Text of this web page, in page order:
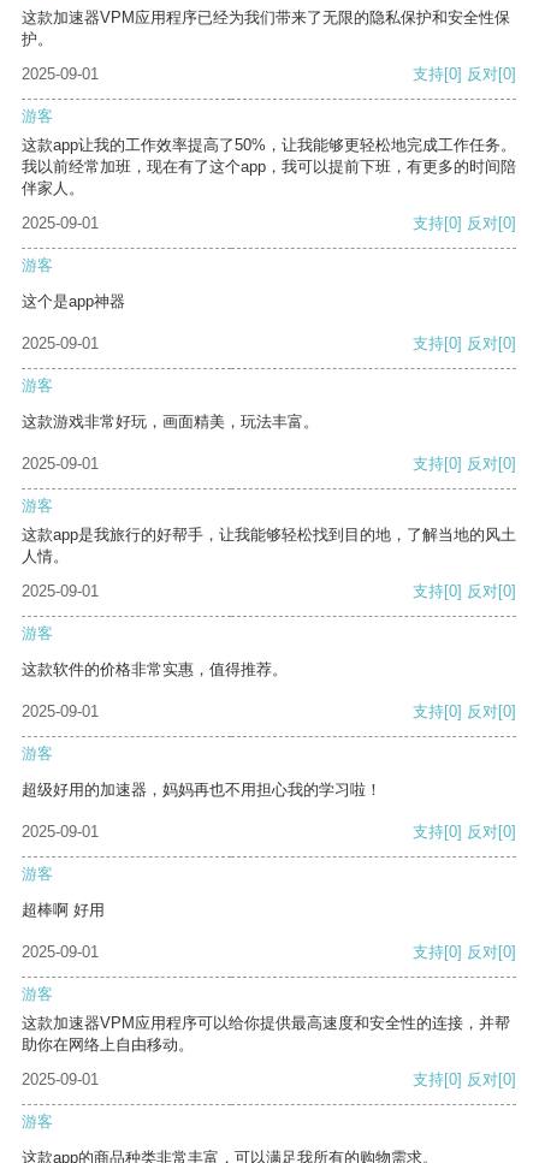
这款加速器VPM应用程序已经为我们带来了无限的隐私保护和安全性保
护。
2025-09-01
支持[0] 反对[0]
游客
这款app让我的工作效率提高了50%，让我能够更轻松地完成工作任务。
我以前经常加班，现在有了这个app，我可以提前下班，有更多的时间陪
伴家人。
2025-09-01
支持[0] 反对[0]
游客
这个是app神器
2025-09-01 支持[0] 反对[0]
游客
这款游戏非常好玩，画面精美，玩法丰富。
2025-09-01 支持[0] 反对[0]
游客
这款app是我旅行的好帮手，让我能够轻松找到目的地，了解当地的风土
人情。
2025-09-01
支持[0] 反对[0]
游客
这款软件的价格非常实惠，值得推荐。
2025-09-01 支持[0] 反对[0]
游客
超级好用的加速器，妈妈再也不用担心我的学习啦！
2025-09-01 支持[0] 反对[0]
游客
超棒啊 好用
2025-09-01 支持[0] 反对[0]
游客
这款加速器VPM应用程序可以给你提供最高速度和安全性的连接，并帮
助你在网络上自由移动。
2025-09-01
支持[0] 反对[0]
游客
这款app的商品种类非常丰富，可以满足我所有的购物需求。